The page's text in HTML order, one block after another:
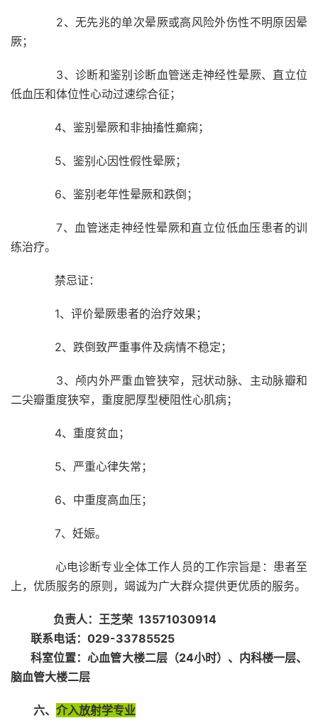
2、无先兆的单次晕厥或高风险外伤性不明原因晕
厥；
3、诊断和鉴别诊断血管迷走神经性晕厥、直立位
低血压和体位性心动过速综合征；
4、鉴别晕厥和非抽搐性癫痫；
5、鉴别心因性假性晕厥；
6、鉴别老年性晕厥和跌倒；
7、血管迷走神经性晕厥和直立位低血压患者的训
练治疗。
禁忌证：
1、评价晕厥患者的治疗效果；
2、跌倒致严重事件及病情不稳定；
3、颅内外严重血管狭窄，冠状动脉、主动脉瓣和
二尖瓣重度狭窄，重度肥厚型梗阻性心肌病；
4、重度贫血；
5、严重心律失常；
6、中重度高血压；
7、妊娠。
心电诊断专业全体工作人员的工作宗旨是：患者至
上，优质服务的原则，竭诚为广大群众提供更优质的服务。
负责人：王芝荣 13571030914
联系电话：029-33785525
科室位置：心血管大楼二层（24小时）、内科楼一层、
脑血管大楼二层
六、 介入放射学专业